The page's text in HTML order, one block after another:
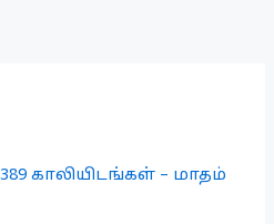
காலியிடங்கள் – மாதம்